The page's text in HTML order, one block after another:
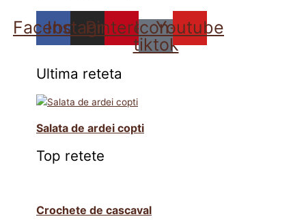
Facebook
Instagram
Pinterest
Icon-
tiktok
Youtube
Ultima reteta
Salata de ardei copti
Top retete
Crochete de cascaval